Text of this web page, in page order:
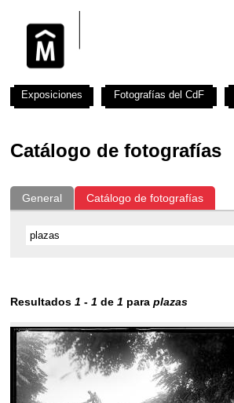
Catálogo de fotografías
General Catálogo de fotografías
Resultados 1 - 1 de 1 para plazas
Exposiciones Fotografías del CdF